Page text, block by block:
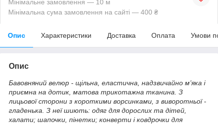
Мінімальне замовлення — 10 м
Мінімальна сума замовлення на сайті — 400 ₴
Опис Характеристики Доставка Оплата Умови
Опис
Бавовняний велюр - щільна, еластична, надзвичайно м’яка і
приємна на дотик, матова трикотажна тканина. З
лицьової сторони з короткими ворсинками, з виворотньої -
гладенька. З неї шиють: одяг для дорослих та дітей,
халати; шапочки, пінетки; конверти і ковдрочки для